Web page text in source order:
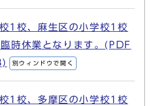
1校、麻生区の小学校1校
時休業となります。(PDF
別ウィンドウで開く
1校、多摩区の小学校1校